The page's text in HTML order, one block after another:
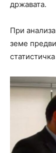
државата.
При
земе